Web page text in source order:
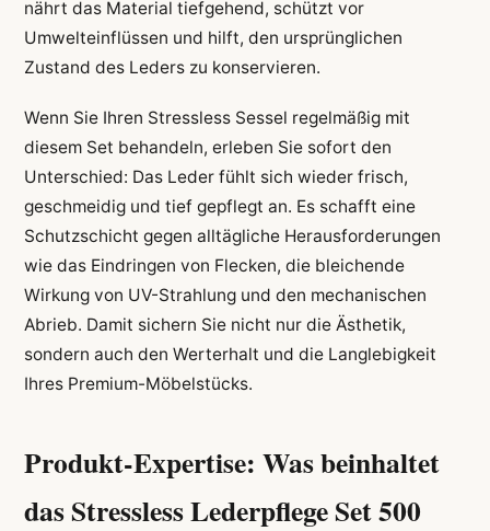
nährt das Material tiefgehend, schützt vor
Umwelteinflüssen und hilft, den ursprünglichen
Zustand des Leders zu konservieren.
Wenn Sie Ihren Stressless Sessel regelmäßig mit
diesem Set behandeln, erleben Sie sofort den
Unterschied: Das Leder fühlt sich wieder frisch,
geschmeidig und tief gepflegt an. Es schafft eine
Schutzschicht gegen alltägliche Herausforderungen
wie das Eindringen von Flecken, die bleichende
Wirkung von UV-Strahlung und den mechanischen
Abrieb. Damit sichern Sie nicht nur die Ästhetik,
sondern auch den Werterhalt und die Langlebigkeit
Ihres Premium-Möbelstücks.
Produkt-Expertise: Was beinhaltet
das Stressless Lederpflege Set 500